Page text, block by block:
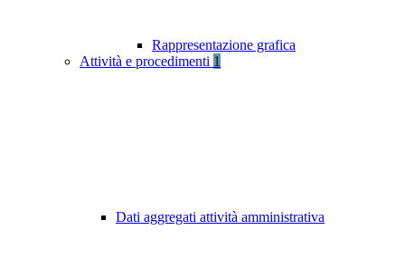
Rappresentazione grafica
Attività e procedimenti 1
Dati aggregati attività amministrativa